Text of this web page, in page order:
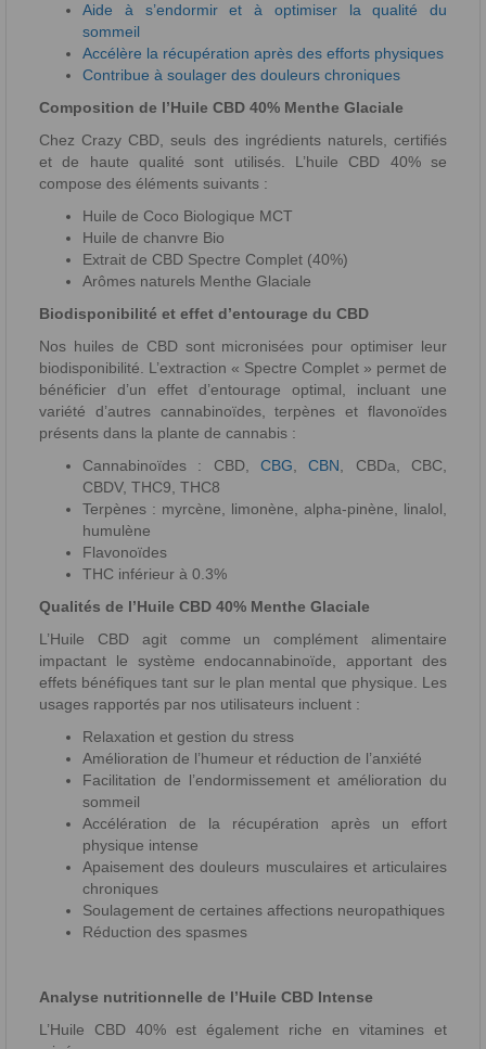
Aide à s’endormir et à optimiser la qualité du
sommeil
Accélère la récupération après des efforts physiques
Contribue à soulager des douleurs chroniques
Composition de l’Huile CBD 40% Menthe Glaciale
Chez Crazy CBD, seuls des ingrédients naturels, certifiés
et de haute qualité sont utilisés. L’huile CBD 40% se
compose des éléments suivants :
Huile de Coco Biologique MCT
Huile de chanvre Bio
Extrait de CBD Spectre Complet (40%)
Arômes naturels Menthe Glaciale
Biodisponibilité et effet d’entourage du CBD
Nos huiles de CBD sont micronisées pour optimiser leur
biodisponibilité. L’extraction « Spectre Complet » permet de
bénéficier d’un effet d’entourage optimal, incluant une
variété d’autres cannabinoïdes, terpènes et flavonoïdes
présents dans la plante de cannabis :
Cannabinoïdes : CBD, CBG ,CBN , CBDa, CBC,
CBDV, THC9, THC8
Terpènes : myrcène, limonène, alpha-pinène, linalol,
humulène
Flavonoïdes
THC inférieur à 0.3%
Qualités de l’Huile CBD 40% Menthe Glaciale
L’Huile CBD agit comme un complément alimentaire
impactant le système endocannabinoïde, apportant des
effets bénéfiques tant sur le plan mental que physique. Les
usages rapportés par nos utilisateurs incluent :
Relaxation et gestion du stress
Amélioration de l’humeur et réduction de l’anxiété
Facilitation de l’endormissement et amélioration du
sommeil
Accélération de la récupération après un effort
physique intense
Apaisement des douleurs musculaires et articulaires
chroniques
Soulagement de certaines affections neuropathiques
Réduction des spasmes
Analyse nutritionnelle de l’Huile CBD Intense
L’Huile CBD 40% est également riche en vitamines et